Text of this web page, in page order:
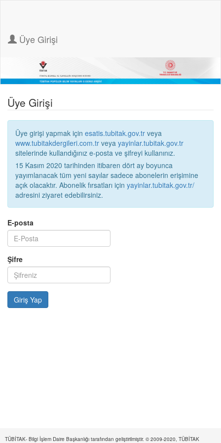
Üye Girişi
Üye Girişi
Üye girişi yapmak için esatis.tubitak.gov.tr veya
www.tubitakdergileri.com.tr veya yayinlar.tubitak.gov.tr
sitelerinde kullandığınız e-posta ve şifreyi kullanınız.
15 Kasım 2020 tarihinden itibaren dört ay boyunca
yayımlanacak tüm yeni sayılar sadece abonelerin erişimine
açık olacaktır. Abonelik fırsatları için yayinlar.tubitak.gov.tr/
adresini ziyaret edebilirsiniz.
E-posta
Şifre
TÜBİTAK- Bilgi İşlem Daire Başkanlığı tarafından geliştirilmiştir. © 2009-2020, TÜBİTAK